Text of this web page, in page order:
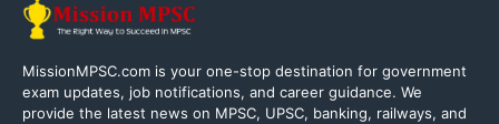
MissionMPSC.com is your one-stop destination for government
exam updates, job notifications, and career guidance. We
provide the latest news on MPSC, UPSC, banking, railways, and